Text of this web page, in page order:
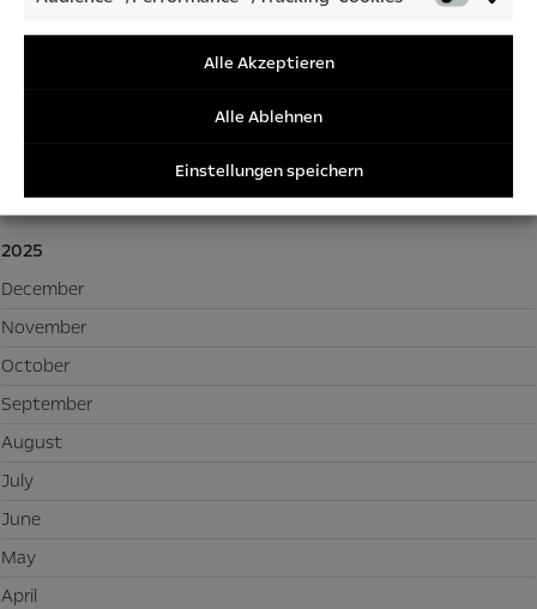
/
Alle Akzeptieren
Alle Ablehnen
Einstellungen speichern
May
2025
December
November
October
September
August
July
June
May
April